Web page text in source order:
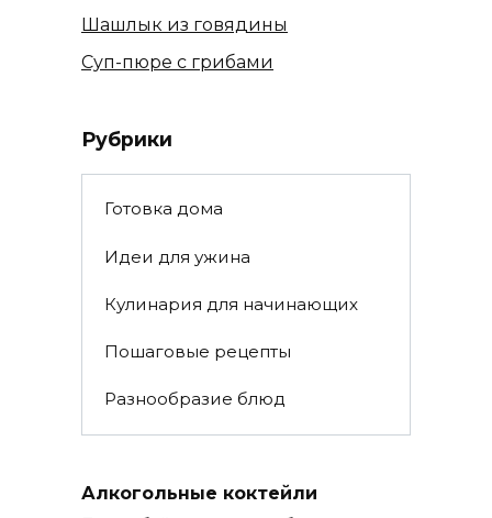
Шашлык из говядины
Суп-пюре с грибами
Рубрики
Готовка дома
Идеи для ужина
Кулинария для начинающих
Пошаговые рецепты
Разнообразие блюд
Алкогольные коктейли